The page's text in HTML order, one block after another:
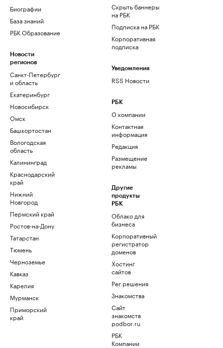
Биографии
База знаний
РБК Образование
Новости
регионов
Санкт-Петербург
и область
Екатеринбург
Новосибирск
Омск
Башкортостан
Вологодская
область
Калининград
Краснодарский
край
Нижний
Новгород
Пермский край
Ростов-на-Дону
Татарстан
Тюмень
Черноземье
Кавказ
Карелия
Мурманск
Приморский
край
Скрыть баннеры
на РБК
Подписка на РБК
Корпоративная
подписка
Уведомления
RSS Новости
РБК
О компании
Контактная
информация
Редакция
Размещение
рекламы
Другие
продукты
РБК
Облако для
бизнеса
Корпоративный
регистратор
доменов
Хостинг
сайтов
Рег.решения
Знакомства
Сайт
знакомств
podbor.ru
РБК
Компании